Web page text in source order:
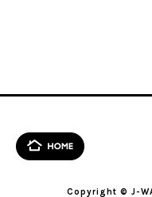
Copyright © J-